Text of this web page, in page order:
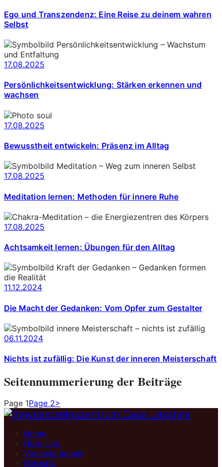
Ego und Transzendenz: Eine Reise zu deinem wahren
Selbst
17.08.2025
Persönlichkeitsentwicklung: Stärken erkennen und
wachsen
17.08.2025
Bewusstheit entwickeln: Präsenz im Alltag
17.08.2025
Meditation lernen: Methoden für innere Ruhe
17.08.2025
Achtsamkeit lernen: Übungen für den Alltag
11.12.2024
Die Macht der Gedanken: Vom Opfer zum Gestalter
06.11.2024
Nichts ist zufällig: Die Kunst der inneren Meisterschaft
Seitennummerierung der Beiträge
Page 1Page 2>
Home
Über Uns
Veranstaltungen
Retreats